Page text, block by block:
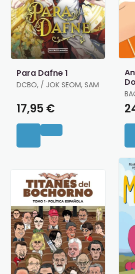
Para Dafne 1
DCBO, / JOK SEOM, SAM
17,95 €